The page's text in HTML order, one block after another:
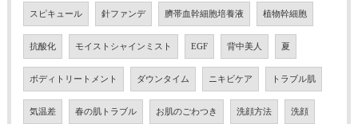
スピキュール 針ファンデ 臍帯血幹細胞培養液 植物幹細胞
抗酸化 モイストシャインミスト EGF 背中美人 夏
ボディトリートメント ダウンタイム ニキビケア トラブル肌
気温差 春の肌トラブル お肌のごわつき 洗顔方法 洗顔